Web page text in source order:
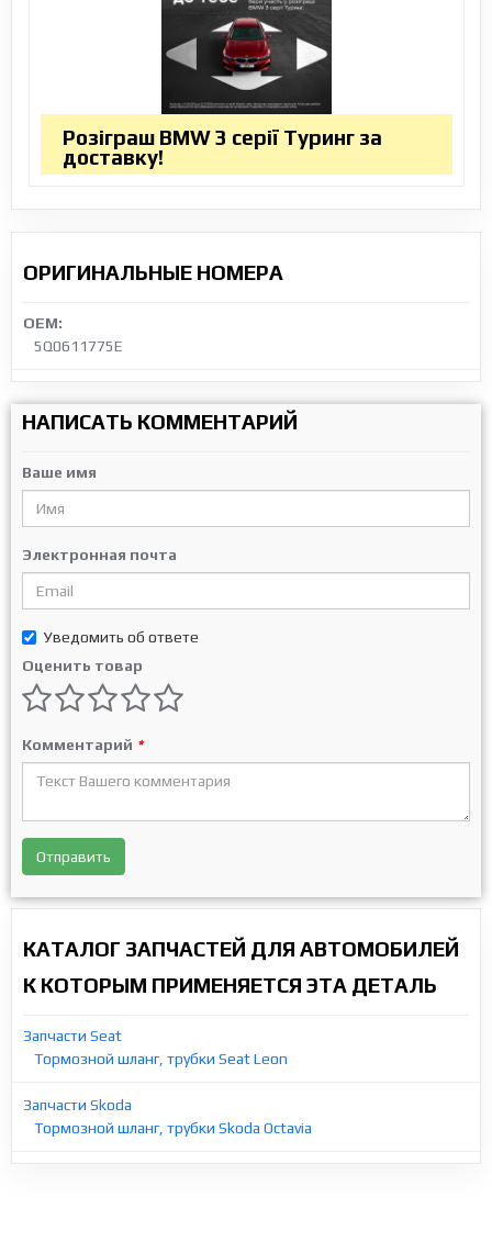
Розіграш BMW 3 серії Туринг за
доставку!
ОРИГИНАЛЬНЫЕ НОМЕРА
OEM:
5Q0611775E
НАПИСАТЬ КОММЕНТАРИЙ
Ваше имя
Электронная почта
Уведомить об ответе
Оценить товар
Комментарий *
Отправить
КАТАЛОГ ЗАПЧАСТЕЙ ДЛЯ АВТОМОБИЛЕЙ
К КОТОРЫМ ПРИМЕНЯЕТСЯ ЭТА ДЕТАЛЬ
Запчасти Seat
Тормозной шланг, трубки Seat Leon
Запчасти Skoda
Тормозной шланг, трубки Skoda Octavia